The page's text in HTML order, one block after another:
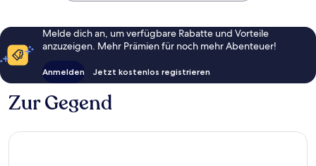
Melde dich an, um verfügbare Rabatte und Vorteile
anzuzeigen. Mehr Prämien für noch mehr Abenteuer!
Anmelden Jetzt kostenlos registrieren
Zur Gegend